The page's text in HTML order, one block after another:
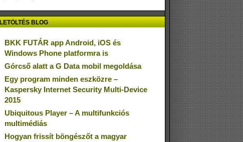
LETÖLTÉS BLOG
BKK FUTÁR app Android, iOS és
Windows Phone platformra is
Górcső alatt a G Data mobil megoldása
Egy program minden eszközre –
Kaspersky Internet Security Multi-Device
2015
Ubiquitous Player – A multifunkciós
multimédiás
Hogyan frissít böngészőt a magyar